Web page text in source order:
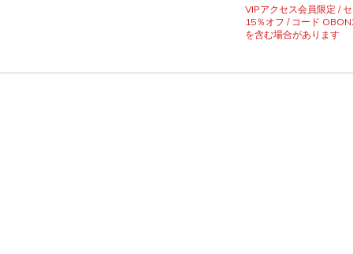
VIPアクセス会員限定 /
15％オフ / コード
を含む場合があります